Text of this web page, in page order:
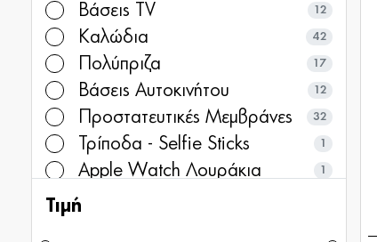
Βάσεις TV 12
Καλώδια 42
Πολύπριζα 17
Βάσεις Αυτοκινήτου 12
Προστατευτικές Μεμβράνες 32
Τρίποδα - Selfie Sticks 1
Apple Watch Λουράκια 1
Τιμή